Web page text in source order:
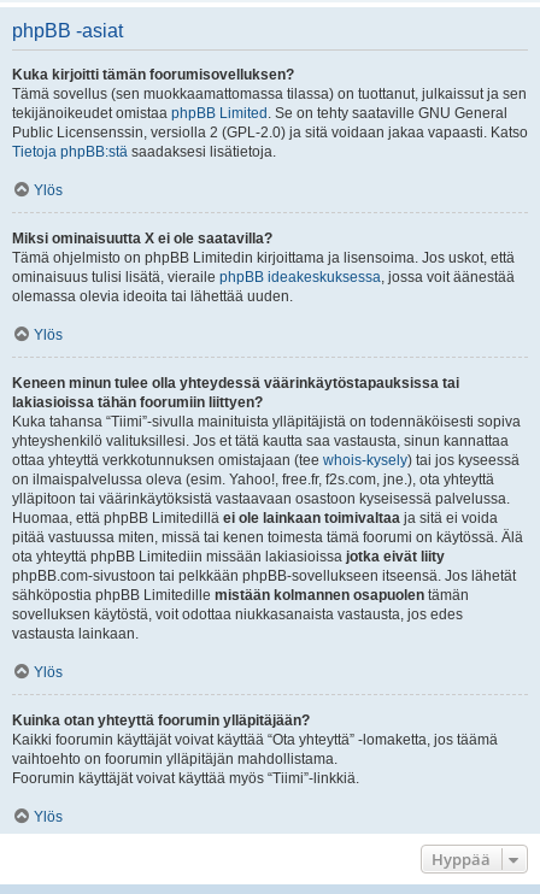
phpBB -asiat
Kuka kirjoitti tämän foorumisovelluksen?
Tämä sovellus (sen muokkaamattomassa tilassa) on tuottanut, julkaissut ja sen
tekijänoikeudet omistaa phpBB Limited . Se on tehty saataville GNU General
Public Licensenssin, versiolla 2 (GPL-2.0) ja sitä voidaan jakaa vapaasti. Katso
Tietoja phpBB:stä saadaksesi lisätietoja.
Ylös
Miksi ominaisuutta X ei ole saatavilla?
Tämä ohjelmisto on phpBB Limitedin kirjoittama ja lisensoima. Jos uskot, että
ominaisuus tulisi lisätä, vieraile phpBB ideakeskuksessa, jossa voit äänestää
olemassa olevia ideoita tai lähettää uuden.
Ylös
Keneen minun tulee olla yhteydessä väärinkäytöstapauksissa tai
lakiasioissa tähän foorumiin liittyen?
Kuka tahansa “Tiimi”-sivulla mainituista ylläpitäjistä on todennäköisesti sopiva
yhteyshenkilö valituksillesi. Jos et tätä kautta saa vastausta, sinun kannattaa
ottaa yhteyttä verkkotunnuksen omistajaan (tee whois-kysely) tai jos kyseessä
on ilmaispalvelussa oleva (esim. Yahoo!, free.fr, f2s.com, jne.), ota yhteyttä
ylläpitoon tai väärinkäytöksistä vastaavaan osastoon kyseisessä palvelussa.
Huomaa, että phpBB Limitedillä ei ole lainkaan toimivaltaa ja sitä ei voida
pitää vastuussa miten, missä tai kenen toimesta tämä foorumi on käytössä. Älä
ota yhteyttä phpBB Limitediin missään lakiasioissa jotka eivät liity
phpBB.com-sivustoon tai pelkkään phpBB-sovellukseen itseensä. Jos lähetät
sähköpostia phpBB Limitedille mistään kolmannen osapuolen tämän
sovelluksen käytöstä, voit odottaa niukkasanaista vastausta, jos edes
vastausta lainkaan.
Ylös
Kuinka otan yhteyttä foorumin ylläpitäjään?
Kaikki foorumin käyttäjät voivat käyttää “Ota yhteyttä” -lomaketta, jos täämä
vaihtoehto on foorumin ylläpitäjän mahdollistama.
Foorumin käyttäjät voivat käyttää myös “Tiimi”-linkkiä.
Ylös
Hyppää